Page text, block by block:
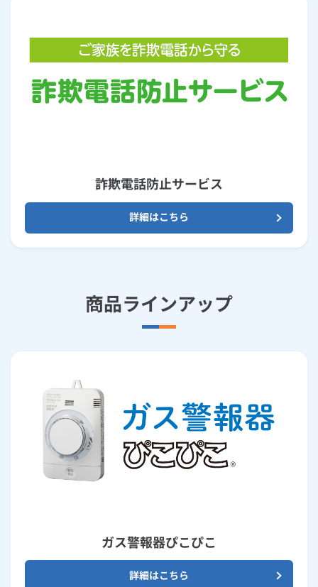
詐欺電話防止サービス
詳細はこちら
商品ラインアップ
ガス警報器ぴこぴこ
詳細はこちら